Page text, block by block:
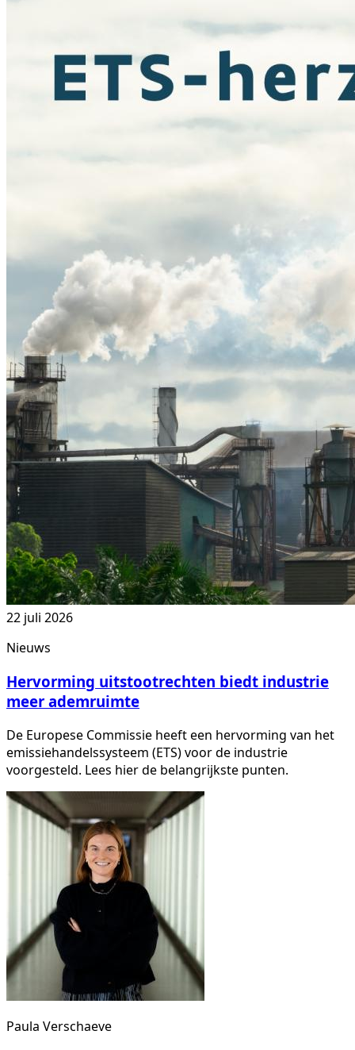
22 juli 2026
Nieuws
Hervorming uitstootrechten biedt industrie
meer ademruimte
De Europese Commissie heeft een hervorming van het
emissiehandelssysteem (ETS) voor de industrie
voorgesteld. Lees hier de belangrijkste punten.
Paula Verschaeve